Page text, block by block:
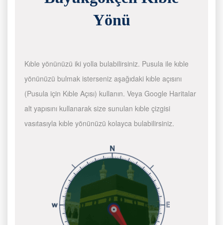
Yönü
Kıble yönünüzü iki yolla bulabilirsiniz. Pusula ile kıble
yönünüzü bulmak isterseniz aşağıdaki kıble açısını
(Pusula için Kıble Açısı) kullanın. Veya Google Haritalar
alt yapısını kullanarak size sunulan kıble çizgisi
vasıtasıyla kıble yönünüzü kolayca bulabilirsiniz.